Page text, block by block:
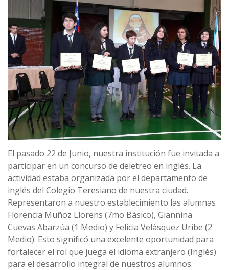
El pasado 22 de Junio, nuestra institución fue invitada a
participar en un concurso de deletreo en inglés. La
actividad estaba organizada por el departamento de
inglés del Colegio Teresiano de nuestra ciudad.
Representaron a nuestro establecimiento las alumnas
Florencia Muñoz Llorens (7mo Básico), Giannina
Cuevas Abarzúa (1 Medio) y Felicia Velásquez Uribe (2
Medio). Esto significó una excelente oportunidad para
fortalecer el rol que juega el idioma extranjero (Inglés)
para el desarrollo integral de nuestros alumnos.